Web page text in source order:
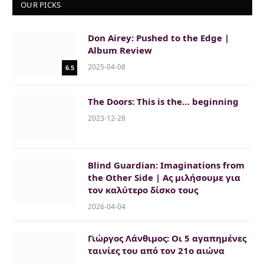
OUR PICKS
6.5
Don Airey: Pushed to the Edge |
Album Review
2025-04-08
The Doors: This is the… beginning
2023-12-28
Blind Guardian: Imaginations from
the Other Side | Ας μιλήσουμε για
τον καλύτερο δίσκο τους
2026-04-04
Γιώργος Λάνθιμος: Οι 5 αγαπημένες
ταινίες του από τον 21ο αιώνα